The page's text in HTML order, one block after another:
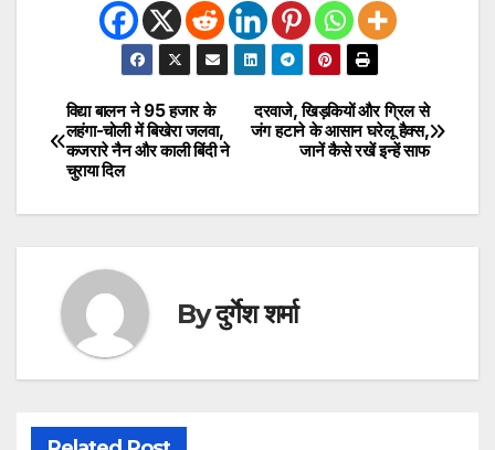
Post
navigation
दरवाजे, खिड़कियों और ग्रिल से
जंग हटाने के आसान घरेलू हैक्स,
जानें कैसे रखें इन्हें साफ
विद्या बालन ने 95 हजार के
लहंगा-चोली में बिखेरा जलवा,
कजरारे नैन और काली बिंदी ने
चुराया दिल
Byदुर्गेश शर्मा